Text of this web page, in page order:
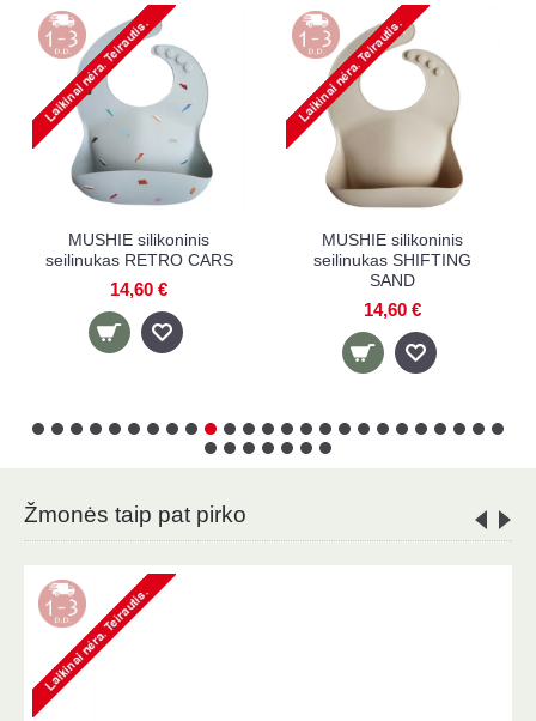
MUSHIE silikoninis
seilinukas RETRO CARS
14,60 €
MUSHIE silikoninis
seilinukas SHIFTING
SAND
14,60 €
Žmonės taip pat pirko